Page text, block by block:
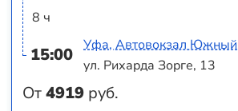
8 ч
15:00
От4919 руб.
Уфа, Автовокзал Южный
ул. Рихарда Зорге, 13